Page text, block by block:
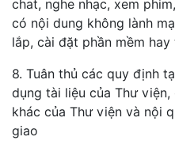
chat, nghe nhạc, xem
có nội dung không lành
lắp, cài đặt phần mềm
8. Tuân thủ các quy định
dụng tài liệu của Thư
khác của Thư viện và nội
giao